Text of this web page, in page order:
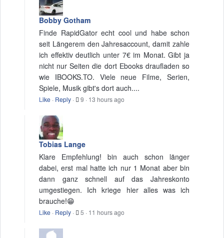
Bobby Gotham
Finde RapidGator echt cool und habe schon
seit Längerem den Jahresaccount, damit zahle
ich effektiv deutlich unter 7€ im Monat. Gibt ja
nicht nur Seiten die dort Ebooks draufladen so
wie IBOOKS.TO. Viele neue Filme, Serien,
Spiele, Musik gibt's dort auch....
Like · Reply · 9 · 13 hours ago
Tobias Lange
Klare Empfehlung! bin auch schon länger
dabei, erst mal hatte ich nur 1 Monat aber bin
dann ganz schnell auf das Jahreskonto
umgestiegen. Ich kriege hier alles was ich
brauche!😁
Like · Reply · 5 · 11 hours ago